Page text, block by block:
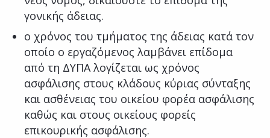
γονικής άδειας.
ο χρόνος του τμήματος της άδειας κατά τον
οποίο ο εργαζόμενος λαμβάνει επίδομα
από τη ΔΥΠΑ λογίζεται ως χρόνος
ασφάλισης στους κλάδους κύριας σύνταξης
και ασθένειας του οικείου φορέα ασφάλισης
καθώς και στους οικείους φορείς
επικουρικής ασφάλισης.